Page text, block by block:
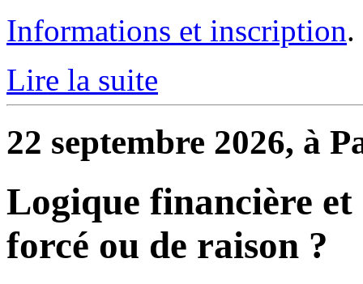
Informations et inscription.
Lire la suite
22 septembre 2026, à
Logique financière
forcé ou de raison ?